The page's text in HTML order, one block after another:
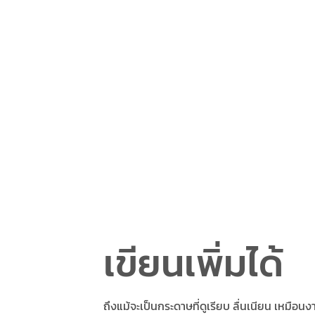
เขียนเพิ่มได้
ถึงแม้จะเป็นกระดาษที่ดูเรียบ ลื่นเนียน เหมือนง